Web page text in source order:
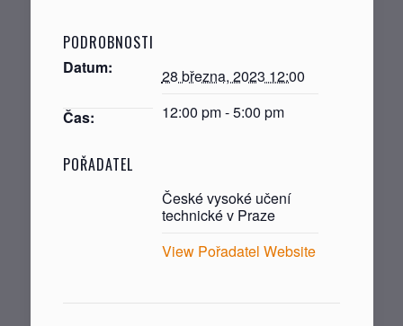
PODROBNOSTI
Datum:
28 března, 2023 12:00
Čas:
12:00 pm - 5:00 pm
POŘADATEL
České vysoké učení
technické v Praze
View Pořadatel Website